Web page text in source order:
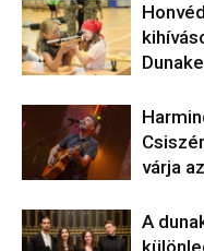
várja
A